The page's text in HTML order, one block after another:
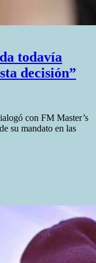
todavía
decisión”
con FM Master’s
su mandato en las